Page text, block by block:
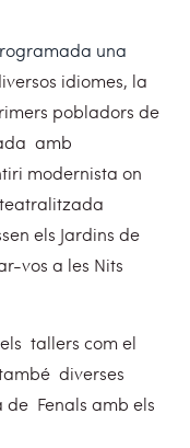
una
idiomes, la
pobladors de
amb
modernista on
teatralitzada
els Jardins de
vos a les Nits
els tallers com el
diverses
de Fenals amb els